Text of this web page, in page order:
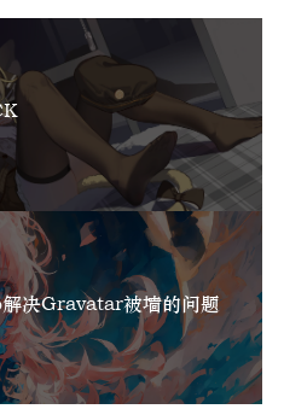
决Gravatar被墙的问题